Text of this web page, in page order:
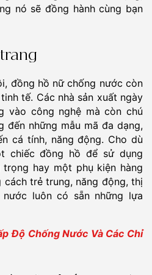
nó sẽ đồng hành cùng bạn
đồng hồ nữ chống nước còn
tế. Các nhà sản xuất ngày
vào công nghệ mà còn chú
đến những mẫu mã đa dạng,
cá tính, năng động. Cho dù
chiếc đồng hồ để sử dụng
hay một phụ kiện hàng
trẻ trung, năng động, thị
luôn có sẵn những lựa
Độ Chống Nước Và Các Chỉ